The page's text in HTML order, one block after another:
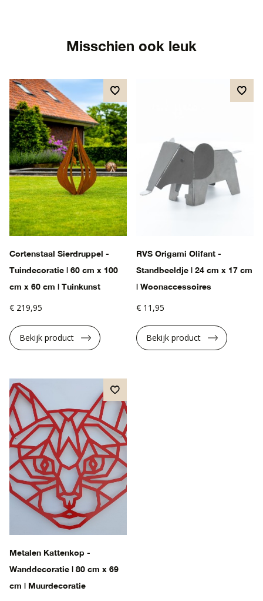
Misschien ook leuk
Cortenstaal Sierdruppel -
Tuindecoratie | 60 cm x 100
cm x 60 cm | Tuinkunst
€ 219,95
Bekijk product
RVS Origami Olifant -
Standbeeldje | 24 cm x 17 cm
| Woonaccessoires
€ 11,95
Bekijk product
Metalen Kattenkop -
Wanddecoratie | 80 cm x 69
cm | Muurdecoratie